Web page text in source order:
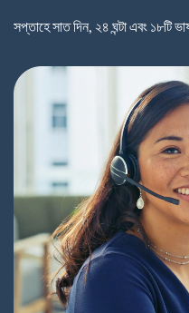
সপ্তাহে সাত দিন, ২৪ ঘন্টা এবং ১৮টি